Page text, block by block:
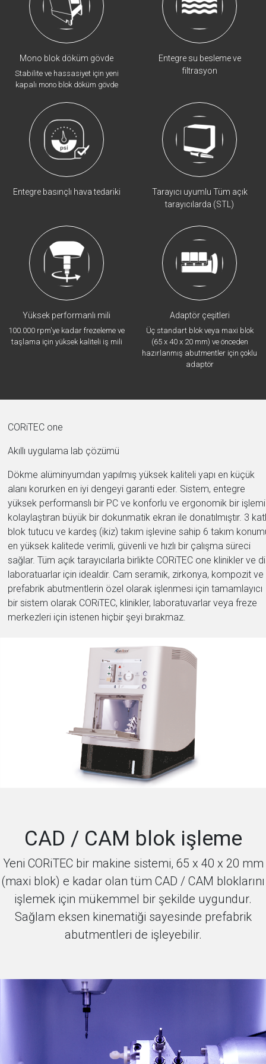
Mono blok döküm gövde
Stabilite ve hassasiyet için yeni
kapalı mono blok döküm gövde
Entegre su besleme ve
filtrasyon
Entegre basınçlı hava tedariki
Tarayıcı uyumlu Tüm açık
tarayıcılarda (STL)
Yüksek performanlı mili
100.000 rpm'ye kadar frezeleme ve
taşlama için yüksek kaliteli iş mili
Adaptör çeşitleri
Üç standart blok veya maxi blok
(65 x 40 x 20 mm) ve önceden
hazırlanmış abutmentler için çoklu
adaptör
CORiTEC one
Akıllı uygulama lab çözümü
Dökme alüminyumdan yapılmış yüksek kaliteli yapı en küçük
alanı korurken en iyi dengeyi garanti eder. Sistem, entegre
yüksek performanslı bir PC ve konforlu ve ergonomik bir işlemi
kolaylaştıran büyük bir dokunmatik ekran ile donatılmıştır. 3
blok tutucu ve kardeş (ikiz) takım işlevine sahip 6 takım
en yüksek kalitede verimli, güvenli ve hızlı bir çalışma süreci
sağlar. Tüm açık tarayıcılarla birlikte CORiTEC one klinikler ve
laboratuarlar için idealdir. Cam seramik, zirkonya, kompozit ve
prefabrik abutmentlerin özel olarak işlenmesi için tamamlayıcı
bir sistem olarak CORiTEC, klinikler, laboratuvarlar veya freze
merkezleri için istenen hiçbir şeyi bırakmaz.
CAD / CAM blok işleme
Yeni CORiTEC bir makine sistemi, 65 x 40 x 20 mm
(maxi blok) e kadar olan tüm CAD / CAM bloklarını
işlemek için mükemmel bir şekilde uygundur.
Sağlam eksen kinematiği sayesinde prefabrik
abutmentleri de işleyebilir.